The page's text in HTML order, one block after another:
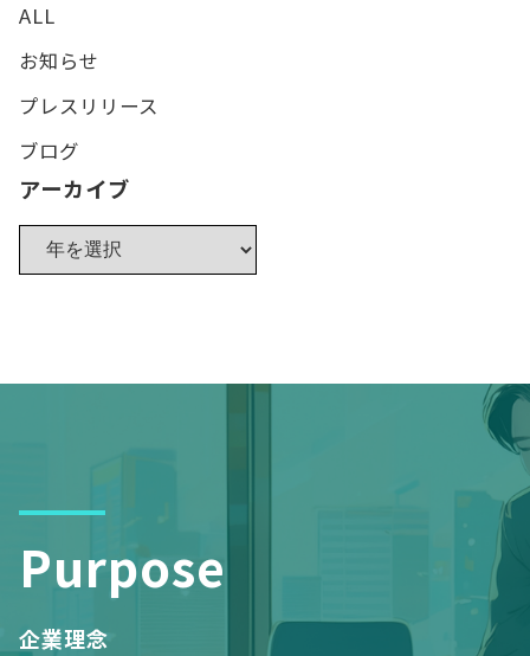
ALL
お知らせ
プレスリリース
ブログ
アーカイブ
Purpose
企業理念